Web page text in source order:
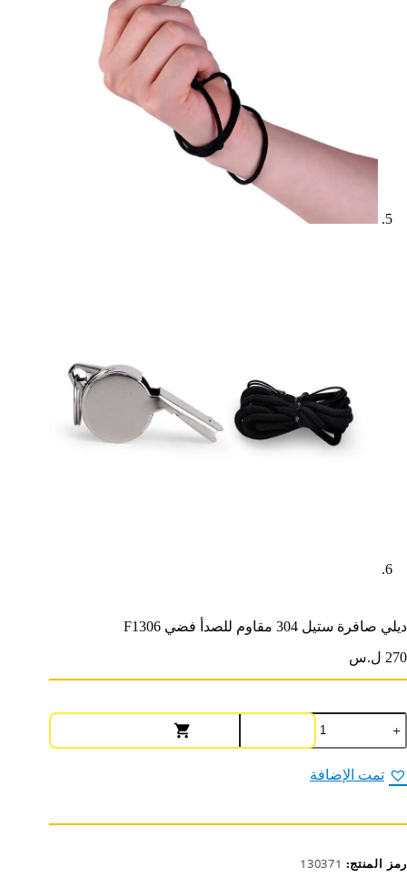
ديلي صافرة ستيل 304 مقاوم للصدأ فضي F1306
270 ل.س
كمية
ديلي
صافرة
ستيل
304
تمت الإضافة
رمز المنتج: 130371